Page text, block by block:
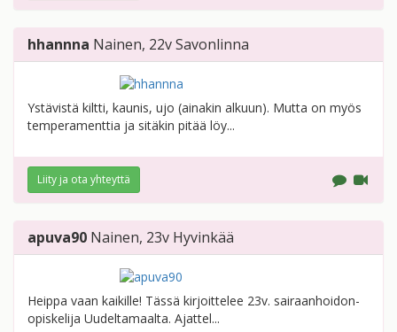
hhannna Nainen, 22vSavonlinna
Ystävistä kiltti, kaunis, ujo (ainakin alkuun). Mutta on myös
temperamenttia ja sitäkin pitää löy...
Liity ja ota yhteyttä
apuva90 Nainen, 23v Hyvinkää
Heippa vaan kaikille! Tässä kirjoittelee 23v. sairaanhoidon-
opiskelija Uudeltamaalta. Ajattel...